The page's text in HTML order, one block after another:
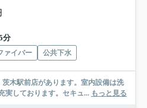
分
ァイバー 公共下水
木駅前店があります。室内設備は洗
実しております。セキュ... もっと見る